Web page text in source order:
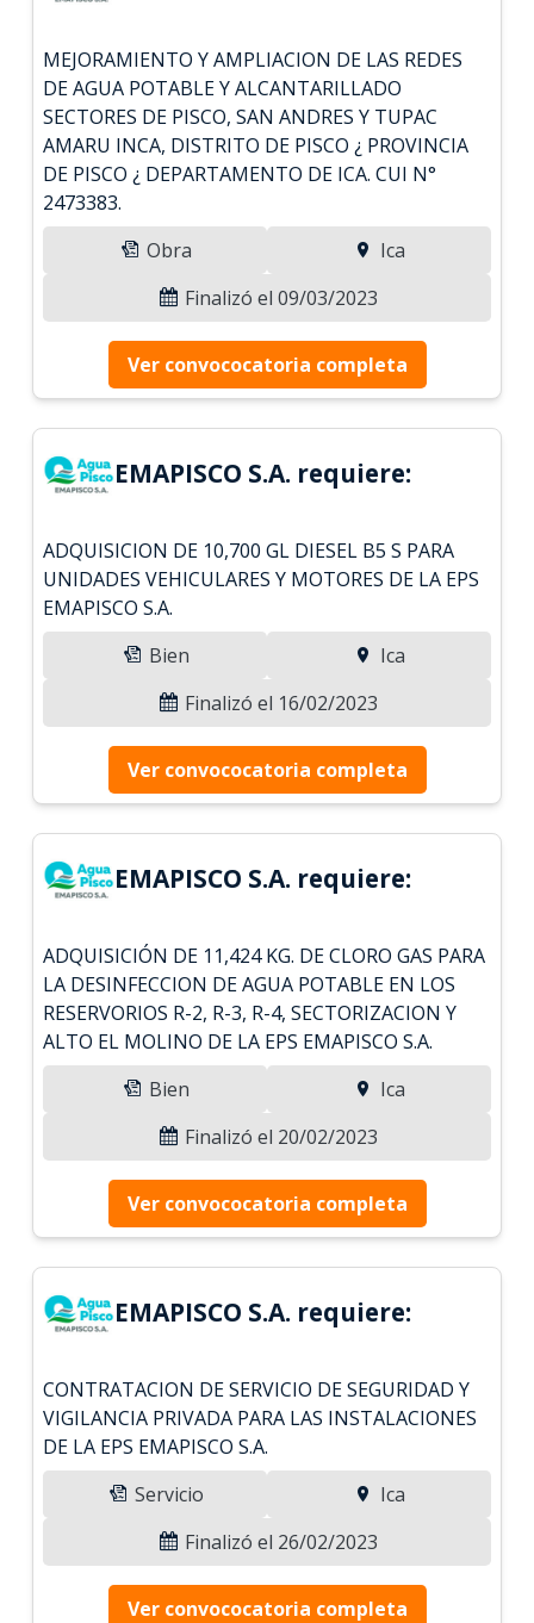
MEJORAMIENTO Y AMPLIACION DE LAS REDES
DE AGUA POTABLE Y ALCANTARILLADO
SECTORES DE PISCO, SAN ANDRES Y TUPAC
AMARU INCA, DISTRITO DE PISCO ¿ PROVINCIA
DE PISCO ¿ DEPARTAMENTO DE ICA. CUI N°
2473383.
Obra
Ica
Finalizó el 09/03/2023
Ver convococatoria completa
EMAPISCO S.A. requiere:
ADQUISICION DE 10,700 GL DIESEL B5 S PARA
UNIDADES VEHICULARES Y MOTORES DE LA EPS
EMAPISCO S.A.
Bien
Ica
Finalizó el 16/02/2023
Ver convococatoria completa
EMAPISCO S.A. requiere:
ADQUISICIÓN DE 11,424 KG. DE CLORO GAS PARA
LA DESINFECCION DE AGUA POTABLE EN LOS
RESERVORIOS R-2, R-3, R-4, SECTORIZACION Y
ALTO EL MOLINO DE LA EPS EMAPISCO S.A.
Bien
Ica
Finalizó el 20/02/2023
Ver convococatoria completa
EMAPISCO S.A. requiere:
CONTRATACION DE SERVICIO DE SEGURIDAD Y
VIGILANCIA PRIVADA PARA LAS INSTALACIONES
DE LA EPS EMAPISCO S.A.
Servicio
Ica
Finalizó el 26/02/2023
Ver convococatoria completa